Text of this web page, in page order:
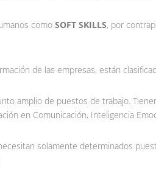
como SOFT SKILLS, por
de las empresas, están
amplio de puestos de trabajo.
en Comunicación, Inteligencia
solamente determinados